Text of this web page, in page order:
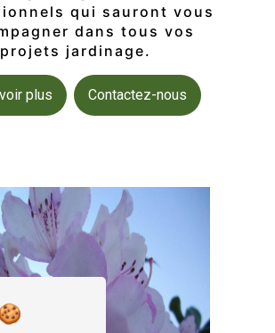
qui sauront vous
dans tous vos
projets jardinage.
plus Contactez-nous